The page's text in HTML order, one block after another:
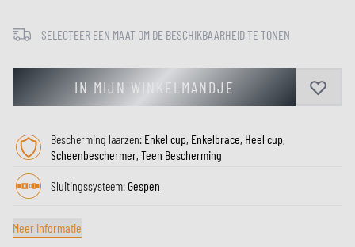
SELECTEER EEN MAAT OM DE BESCHIKBAARHEID TE TONEN
IN MIJN WINKELMANDJE
Bescherming laarzen: Enkel cup, Enkelbrace, Heel cup,
Scheenbeschermer, Teen Bescherming
Sluitingssysteem:Gespen
Meer informatie